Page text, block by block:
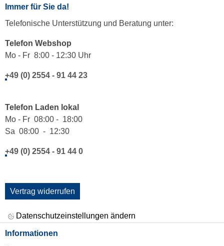
Immer für Sie da!
Telefonische Unterstützung und Beratung unter:
Telefon Webshop
Mo - Fr 8:00 - 12:30 Uhr
+49 (0) 2554 - 91 44 23
Telefon Laden lokal
Mo - Fr 08:00 - 18:00
Sa 08:00 - 12:30
+49 (0) 2554 - 91 44 0
Vertrag widerrufen
Datenschutzeinstellungen ändern
Informationen